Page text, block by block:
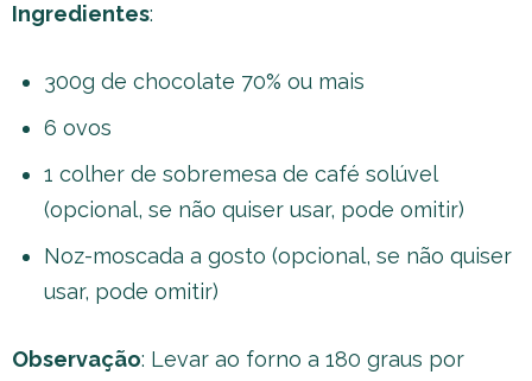
Ingredientes:
300g de chocolate 70% ou mais
6 ovos
1 colher de sobremesa de café solúvel
(opcional, se não quiser usar, pode omitir)
Noz-moscada a gosto (opcional, se não quiser
usar, pode omitir)
Observação: Levar ao forno a 180 graus por